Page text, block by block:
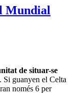
de situar-se
Si guanyen el Celta
només 6 per